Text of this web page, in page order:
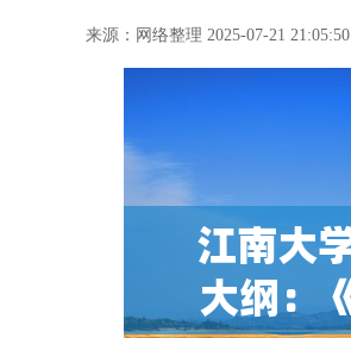
来源：网络整理 2025-07-21 21:05:50